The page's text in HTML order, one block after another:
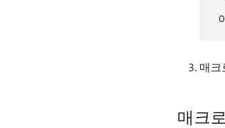
매크
매크